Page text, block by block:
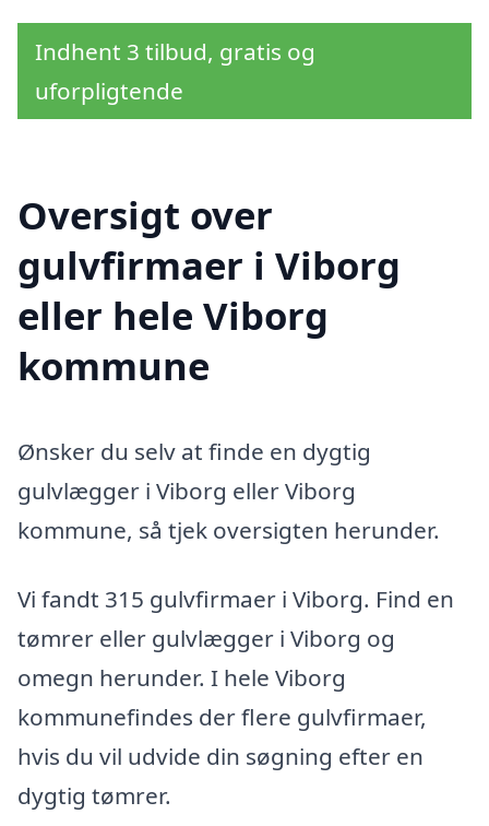
Indhent 3 tilbud, gratis og
uforpligtende
Oversigt over
gulvfirmaer i Viborg
eller hele Viborg
kommune
Ønsker du selv at finde en dygtig
gulvlægger i Viborg eller Viborg
kommune, så tjek oversigten herunder.
Vi fandt 315 gulvfirmaer i Viborg. Find en
tømrer eller gulvlægger i Viborg og
omegn herunder. I hele Viborg
kommunefindes der flere gulvfirmaer,
hvis du vil udvide din søgning efter en
dygtig tømrer.